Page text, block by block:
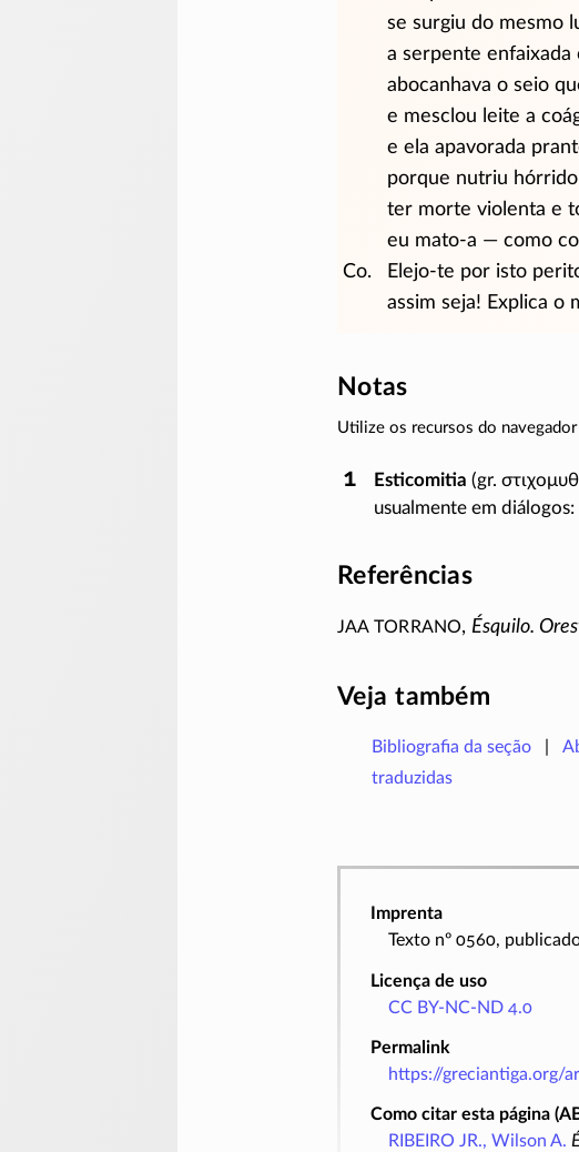
se surgiu do mesmo
a serpente enfaixada
abocanhava o seio
e mesclou leite a
e ela apavorada
porque nutriu
ter morte violenta e
eu mato-a — como
Co.
Elejo-te por isto
assim seja! Explica o
Notas
Utilize os recursos do navegador
Esticomitia (gr.
usualmente em
Referências
JAA Torrano, Ésquilo.
Veja também
Bibliografia da seção
traduzidas
Imprenta
Texto nº 0560,
Licença de uso
CC BY-NC-ND 4.0
Permalink
https://greciantiga.org/
Como citar esta página
RIBEIRO JR., Wilson A.